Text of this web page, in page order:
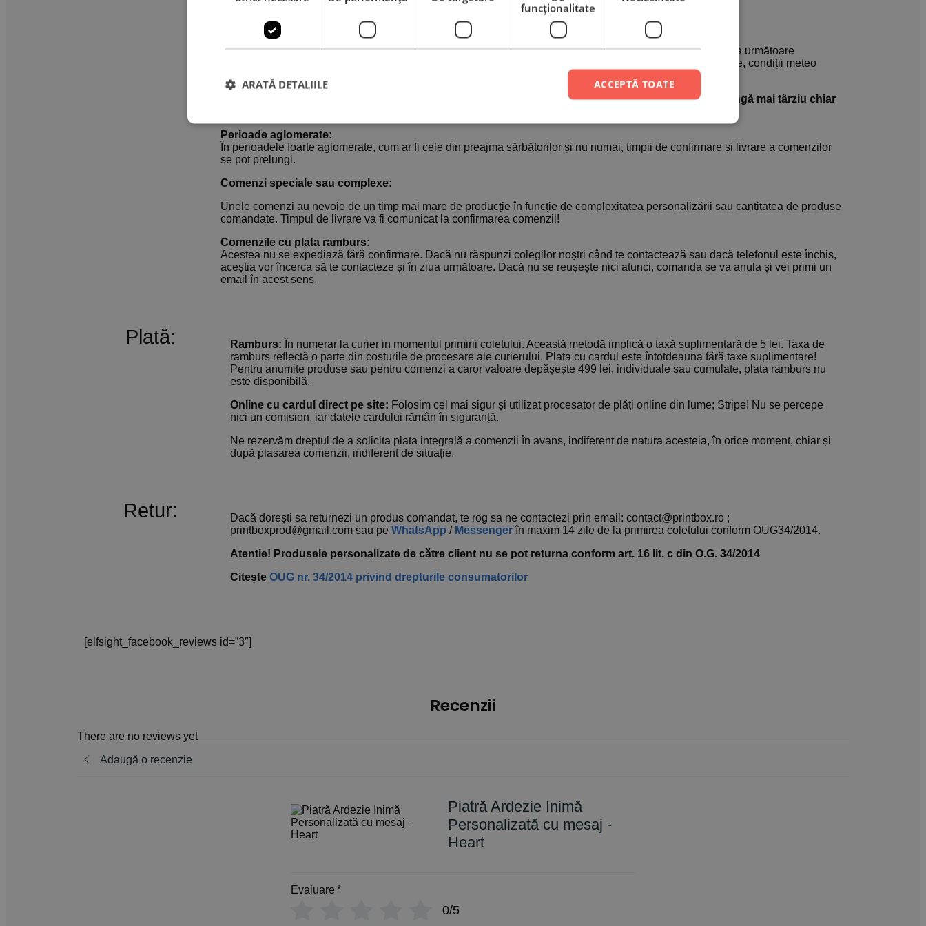
Comenzile plasate și confirmate joi vor pleca vineri și vor ajunge luni.
Comenzile plasate vineri, sâmbătă și duminică vor pleca luni/marti și vor ajunge marți/miercuri.
Excepții:
Pot exista situații în care, din motive independente de noi, GLS să nu reușească să livreze comanda în ziua următoare
expediției, iar termenul de livrare se poate prelungi cu o zi lucrătoare. Aceste situații includ accidente rutiere, condiții meteo
nefavorabile, drumuri închise, colete pierdute, volum mare de livrări, destinatar negăsit la adresă etc.
Din aceste motive, timpii de livrare nu sunt garantați, existând posibilitatea ca unele comenzi să ajungă mai târziu chiar
Perioade aglomerate:
În perioadele foarte aglomerate, cum ar fi cele din preajma sărbătorilor și nu numai, timpii de confirmare și livrare a comenzilor
se pot prelungi.
Comenzi speciale sau complexe:
Unele comenzi au nevoie de un timp mai mare de producție în funcție de complexitatea personalizării sau cantitatea de produse
comandate. Timpul de livrare va fi comunicat la confirmarea comenzii!
Comenzile cu plata ramburs:
Acestea nu se expediază fără confirmare. Dacă nu răspunzi colegilor noștri când te contactează sau dacă telefonul este închis,
aceștia vor încerca să te contacteze și în ziua următoare. Dacă nu se reușește nici atunci, comanda se va anula și vei primi un
email în acest sens.
Plată: Ramburs: În numerar la curier in momentul primirii coletului. Această metodă implică o taxă suplimentară de 5 lei. Taxa de
ramburs reflectă o parte din costurile de procesare ale curierului. Plata cu cardul este întotdeauna fără taxe suplimentare!
Pentru anumite produse sau pentru comenzi a caror valoare depășește 499 lei, individuale sau cumulate, plata ramburs nu
este disponibilă.
Online cu cardul direct pe site: Folosim cel mai sigur și utilizat procesator de plăți online din lume; Stripe! Nu se percepe
nici un comision, iar datele cardului rămân în siguranță.
Ne rezervăm dreptul de a solicita plata integrală a comenzii în avans, indiferent de natura acesteia, în orice moment, chiar și
după plasarea comenzii, indiferent de situație.
Retur:
Dacă dorești sa returnezi un produs comandat, te rog sa ne contactezi prin email: contact@printbox.ro ;
printboxprod@gmail.com sau peWhatsApp / Messenger în maxim 14 zile de la primirea coletului conform OUG34/2014.
Atentie! Produsele personalizate de către client nu se pot returna conform art. 16 lit. c din O.G. 34/2014
CiteșteOUG nr. 34/2014 privind drepturile consumatorilor
[elfsight_facebook_reviews id=”3″]
Recenzii
There are no reviews yet
Adaugă o recenzie
Piatră Ardezie Inimă
Personalizată cu mesaj -
Heart
Evaluare *
0/5
funcţionalitate
ACCEPTĂ TOATE
ARATĂ DETALIILE